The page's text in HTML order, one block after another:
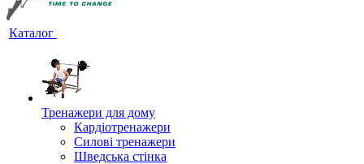
Каталог
Тренажери для дому
Кардіотренажери
Силові тренажери
Шведська стінка